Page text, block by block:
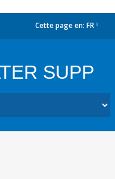
Cette page en: FR
SUPP